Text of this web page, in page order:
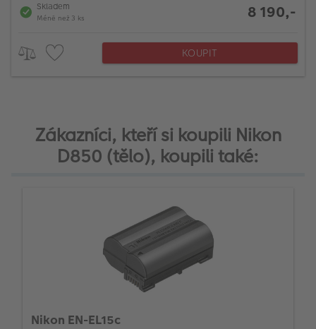
Skladem
Méně než 3 ks 8 190,-
KOUPIT
Zákazníci, kteří si koupili Nikon
D850 (tělo), koupili také:
Nikon EN-EL15c